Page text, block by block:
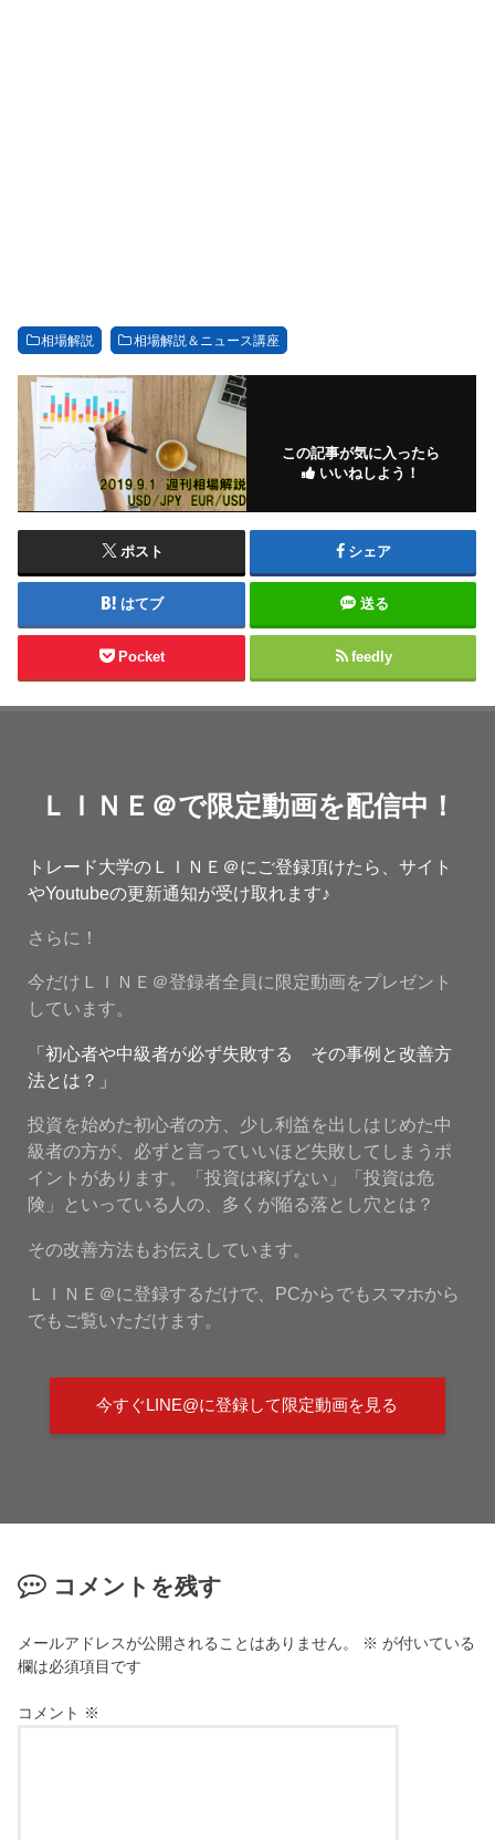
相場解説 相場解説＆ニュース講座
この記事が気に入ったら
いいねしよう！
ポスト シェア
はてブ 送る
Pocket feedly
ＬＩＮＥ＠で限定動画を配信中！
トレード大学のＬＩＮＥ＠にご登録頂けたら、サイト
やYoutubeの更新通知が受け取れます♪
さらに！
今だけＬＩＮＥ＠登録者全員に限定動画をプレゼント
しています。
「初心者や中級者が必ず失敗する その事例と改善方
法とは？」
投資を始めた初心者の方、少し利益を出しはじめた中
級者の方が、必ずと言っていいほど失敗してしまうポ
イントがあります。「投資は稼げない」「投資は危
険」といっている人の、多くが陥る落とし穴とは？
その改善方法もお伝えしています。
ＬＩＮＥ＠に登録するだけで、PCからでもスマホから
でもご覧いただけます。
今すぐLINE@に登録して限定動画を見る
コメントを残す
メールアドレスが公開されることはありません。 ※ が付いている
欄は必須項目です
コメント ※